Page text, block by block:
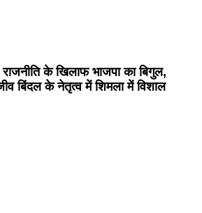
के खिलाफ भाजपा का बिगुल,
बिंदल के नेतृत्व में शिमला में विशाल